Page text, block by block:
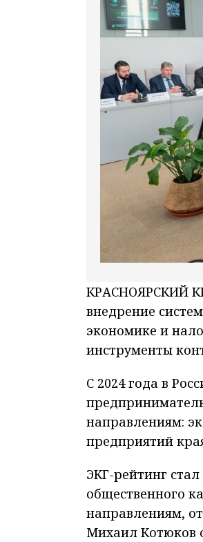
КРАСНОЯРСКИЙ
внедрение
экономике и
инструменты
С 2024 года в
направлениям:
предприятий
ЭКГ-рейтинг
общественного
направлениям,
Михаил Котюков